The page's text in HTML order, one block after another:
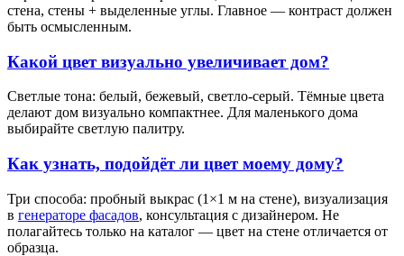
стена, стены + выделенные углы. Главное — контраст должен
быть осмысленным.
Какой цвет визуально увеличивает дом?
Светлые тона: белый, бежевый, светло-серый. Тёмные цвета
делают дом визуально компактнее. Для маленького дома
выбирайте светлую палитру.
Как узнать, подойдёт ли цвет моему дому?
Три способа: пробный выкрас (1×1 м на стене), визуализация
в генераторе фасадов, консультация с дизайнером. Не
полагайтесь только на каталог — цвет на стене отличается от
образца.